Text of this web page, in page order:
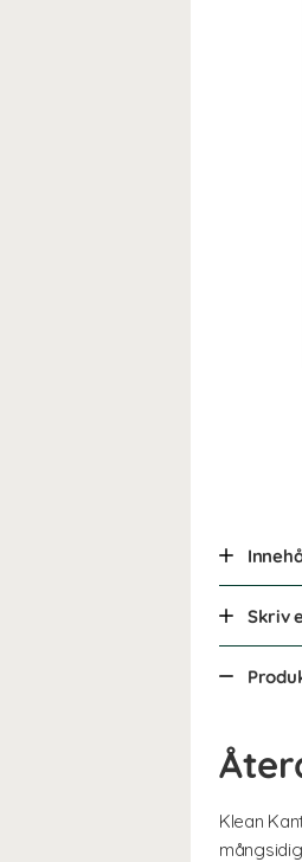
Skriv
Klean